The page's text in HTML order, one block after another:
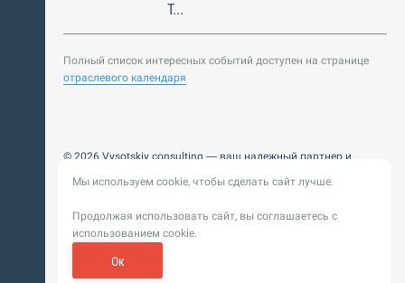
Т...
Полный список интересных событий доступен на странице
отраслевого календаря
© 2026 Vysotskiy consulting — ваш надежный партнер и
Цифровизация, BIM, ИИ. Внедряем и оптимизируем
Пользовательское
соглашение
Политика обработки персональных
данных
Разработка сайта —
Мы используем cookie, чтобы сделать сайт лучше.
Продолжая использовать сайт, вы соглашаетесь с
использованием cookie.
Ок